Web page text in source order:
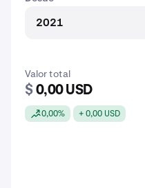
2021
Valor total
$ 0,00 USD
0,00% + 0,00 USD